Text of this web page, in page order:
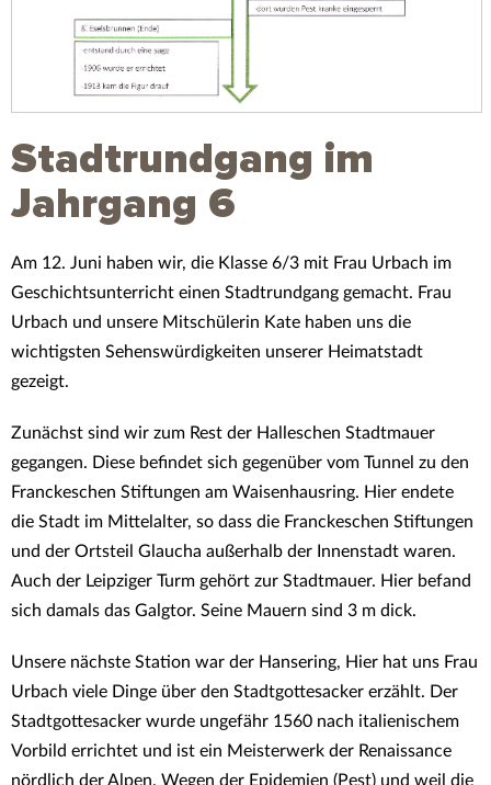
Stadtrundgang im
Jahrgang 6
Am 12. Juni haben wir, die Klasse 6/3 mit Frau Urbach im
Geschichtsunterricht einen Stadtrundgang gemacht. Frau
Urbach und unsere Mitschülerin Kate haben uns die
wichtigsten Sehenswürdigkeiten unserer Heimatstadt
gezeigt.
Zunächst sind wir zum Rest der Halleschen Stadtmauer
gegangen. Diese befindet sich gegenüber vom Tunnel zu den
Franckeschen Stiftungen am Waisenhausring. Hier endete
die Stadt im Mittelalter, so dass die Franckeschen Stiftungen
und der Ortsteil Glaucha außerhalb der Innenstadt waren.
Auch der Leipziger Turm gehört zur Stadtmauer. Hier befand
sich damals das Galgtor. Seine Mauern sind 3 m dick.
Unsere nächste Station war der Hansering, Hier hat uns Frau
Urbach viele Dinge über den Stadtgottesacker erzählt. Der
Stadtgottesacker wurde ungefähr 1560 nach italienischem
Vorbild errichtet und ist ein Meisterwerk der Renaissance
nördlich der Alpen. Wegen der Epidemien (Pest) und weil die